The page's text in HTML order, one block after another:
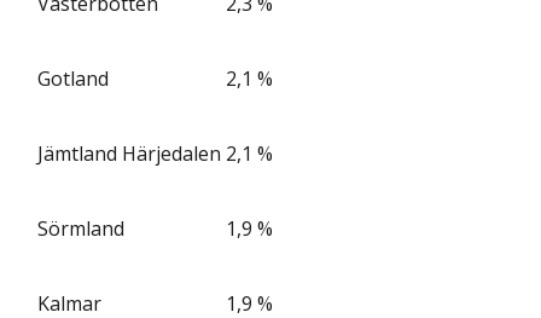
Gotland 2,1 %
Jämtland Härjedalen 2,1 %
Sörmland 1,9 %
Kalmar 1,9 %